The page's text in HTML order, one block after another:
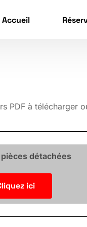
Accueil
PDF à télécharger
détachées
ici